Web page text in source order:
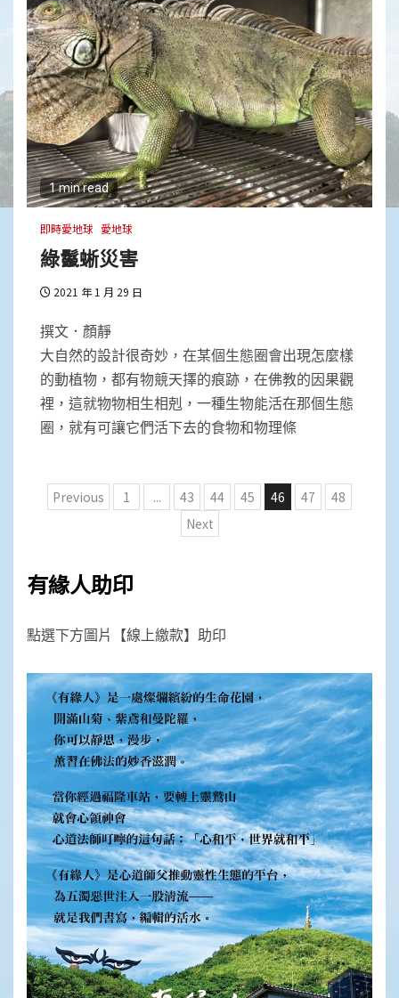
1 min read
即時愛地球 愛地球
綠鬣蜥災害
2021 年 1 月 29 日
撰文．顏靜
大自然的設計很奇妙，在某個生態圈會出現怎麼樣
的動植物，都有物競天擇的痕跡，在佛教的因果觀
裡，這就物物相生相剋，一種生物能活在那個生態
圈，就有可讓它們活下去的食物和物理條
文
頁
Previous 1 ... 43 44 45 46 47
48
Next
有緣人助印
點選下方圖片【線上繳款】助印